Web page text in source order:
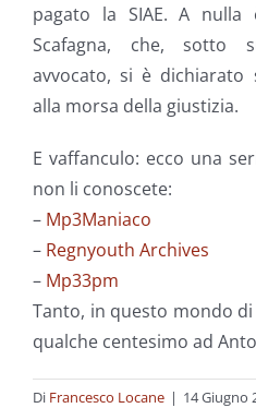
pagato la SIAE. A
Scafagna, che, sotto
avvocato, si è
alla morsa della giustizia.
E vaffanculo: ecco una
non li conoscete:
– Mp3Maniaco
– Regnyouth Archives
– Mp33pm
Tanto, in questo mondo
qualche centesimo ad
Di Francesco Locane | 14 Giugno